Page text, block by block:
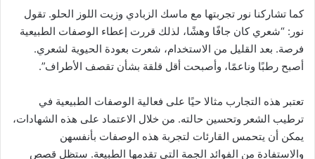
كما تشاركنا نور تجربتها مع ماسك الزبادي وزيت اللوز الحلو. تقول
نور: “شعري كان جافًا وهشًا، لذلك قررت إعطاء الوصفات الطبيعية
فرصة. بعد القليل من الاستخدام، شعرت بعودة الحيوية لشعري.
أصبح رطبًا وناعمًا، وأصبحت أقل قلقة بشأن تقصف الأطراف”.
تعتبر هذه التجارب مثالا حيًا على فعالية الوصفات الطبيعية في
ترطيب الشعر وتحسين حالته. من خلال الاعتماد على هذه الشهادات،
يمكن أن يتحمس القارئات لتجربة هذه الوصفات بأنفسهن
والاستفادة من الفوائد الجمة التي تقدمها الطبيعة. ستظل قصص